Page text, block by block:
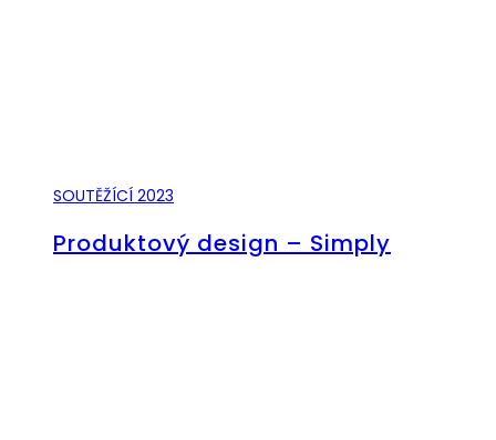
SOUTĚŽÍCÍ 2023
Produktový design – Simply